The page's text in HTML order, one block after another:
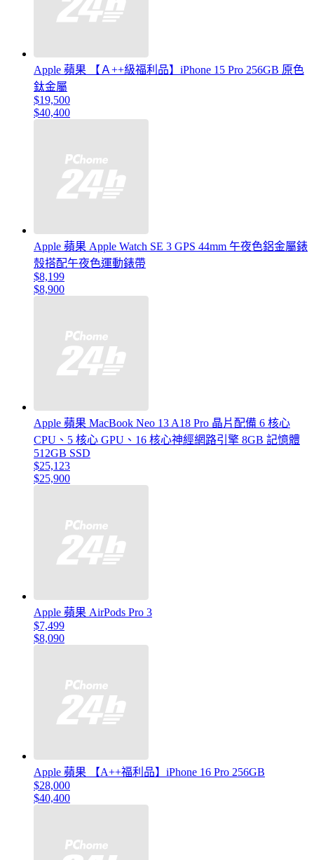
Apple 蘋果 【Ａ++級福利品】iPhone 15 Pro 256GB 原色
鈦金屬
$19,500
$40,400
Apple 蘋果 Apple Watch SE 3 GPS 44mm 午夜色鋁金屬錶
殼搭配午夜色運動錶帶
$8,199
$8,900
Apple 蘋果 MacBook Neo 13 A18 Pro 晶片配備 6 核心
CPU、5 核心 GPU、16 核心神經網路引擎 8GB 記憶體
512GB SSD
$25,123
$25,900
Apple 蘋果 AirPods Pro 3
$7,499
$8,090
Apple 蘋果 【A++福利品】iPhone 16 Pro 256GB
$28,000
$40,400